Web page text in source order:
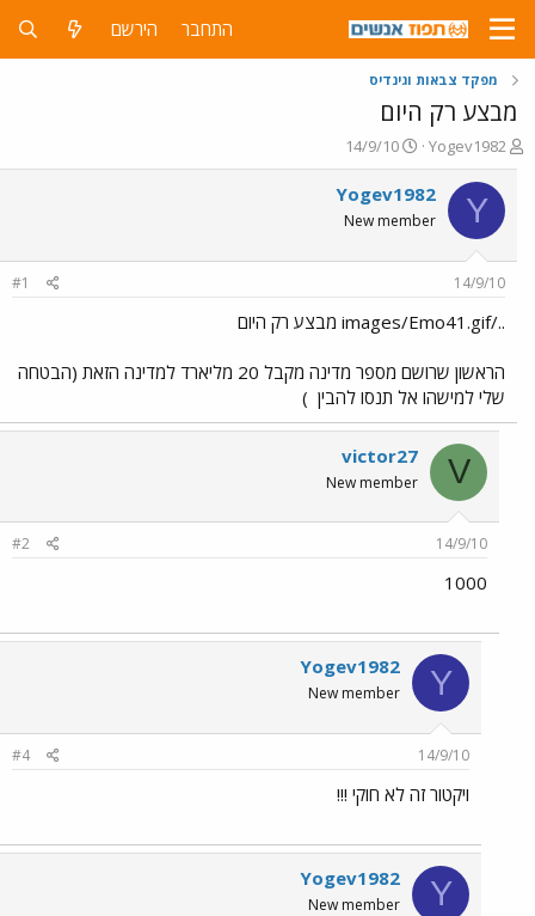
התחבר הירשם
מפקד צבאות וגינדיס
מבצע רק היום
פ
ו
ת
ח
ה
ו
ש
Yogev1982
פ
ו
ר
ם
ר
14/9/10
Y
Yogev1982
New member
14/9/10
#1
../images/Emo41.gif מבצע רק היום
הראשון שרושם מספר מדינה מקבל 20 מליארד למדינה הזאת (הבטחה
שלי למישהו אל תנסו להבין )
V
victor27
New member
14/9/10
#2
1000
Y
Yogev1982
New member
14/9/10
#4
ויקטור זה לא חוקי !!!
Y
Yogev1982
New member